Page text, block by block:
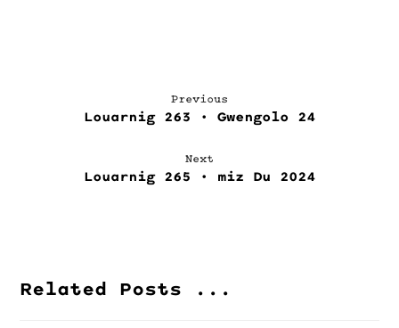
Previous
Louarnig 263 • Gwengolo 24
Next
Louarnig 265 • miz Du 2024
Related Posts ...